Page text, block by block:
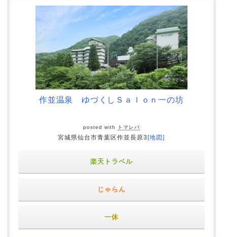
作並温泉 ゆづくしＳａｌｏｎ一の坊
posted with トマレバ
宮城県仙台市青葉区作並長原3 [地図]
楽天トラベル
じゃらん
一休